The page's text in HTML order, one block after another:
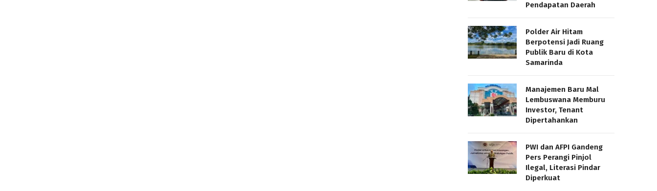
Pendapatan Daerah
Polder Air Hitam
Berpotensi Jadi Ruang
Publik Baru di Kota
Samarinda
Manajemen Baru Mal
Lembuswana Memburu
Investor, Tenant
Dipertahankan
PWI dan AFPI Gandeng
Pers Perangi Pinjol
Ilegal, Literasi Pindar
Diperkuat